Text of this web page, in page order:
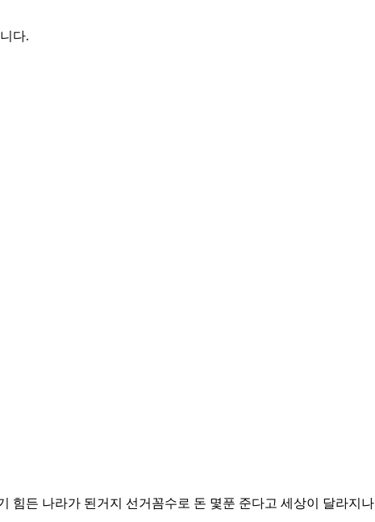
다.
힘든 나라가 된거지 선거꼼수로 돈 몇푼 준다고 세상이 달라지나